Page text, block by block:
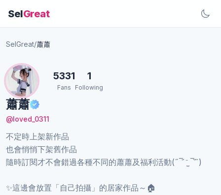
SelGreat
SelGreat/蕭蕭
蕭蕭
@loved_0311
不定時上架新作品
也會悄悄下架舊作品
隨時訂閱才不會錯過各種不同的蕭蕭及福利活動(˶‾᷄ ⁻̫ ‾᷅˵)
✨這邊會放置「自己拍攝」的居家作品～🏠
5331
Fans
1
Following